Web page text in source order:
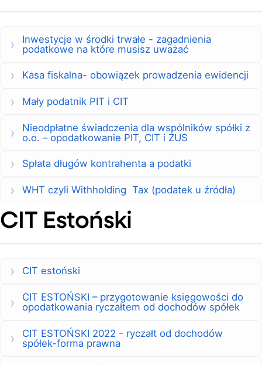
Inwestycje w środki trwałe - zagadnienia
podatkowe na które musisz uważać
Kasa fiskalna- obowiązek prowadzenia ewidencji
Mały podatnik PIT i CIT
Nieodpłatne świadczenia dla wspólników spółki z
o.o. – opodatkowanie PIT, CIT i ZUS
Spłata długów kontrahenta a podatki
WHT czyli Withholding Tax (podatek u źródła)
CIT Estoński
CIT estoński
CIT ESTOŃSKI – przygotowanie księgowości do
opodatkowania ryczałtem od dochodów spółek
CIT ESTOŃSKI 2022 - ryczałt od dochodów
spółek-forma prawna